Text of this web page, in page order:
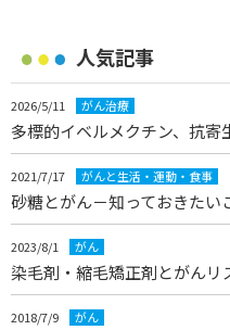
人気記事
2026/5/11 がん治療
多標的イベルメクチン、抗
2021/7/17 がんと生活・運動・食事
砂糖とがん－知っておきたい
2023/8/1 がん
染毛剤・縮毛矯正剤とがんリ
2018/7/9 がん